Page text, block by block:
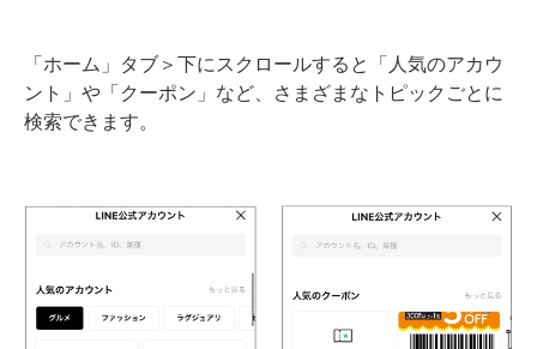
「ホーム」タブ＞下にスクロールすると「人気のアカウ
ント」や「クーポン」など、さまざまなトピックごとに
検索できます。